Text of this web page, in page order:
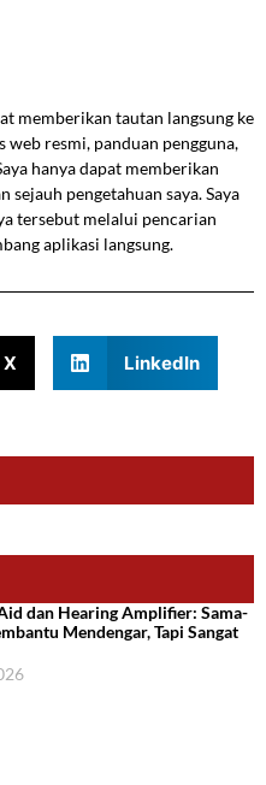
memberikan tautan langsung ke
resmi, panduan pengguna,
hanya dapat memberikan
pengetahuan saya. Saya
tersebut melalui pencarian
aplikasi langsung.
X LinkedIn
dan Hearing Amplifier: Sama-
Mendengar, Tapi Sangat